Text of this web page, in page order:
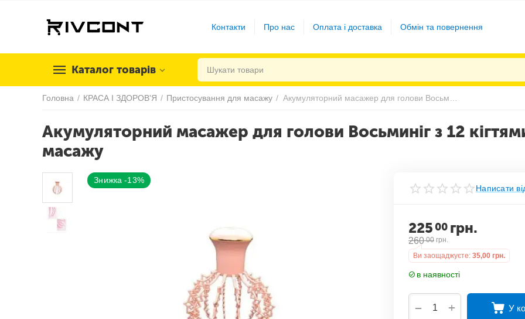
Контакти Про нас Оплата і доставка Обмін та повернення
Каталог товарів
Головна / КРАСА І ЗДОРОВ'Я / Пристосування для масажу /
Акумуляторний масажер для голови Восьминіг з 12
масажуЗнижка -13%
Написати
225 00 грн.
260 00 грн.
Ви заощаджуєте: 35,00 грн.
в наявності
+
− У